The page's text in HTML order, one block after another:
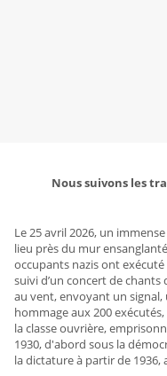
Nous suivons les
Le 25 avril 2026, un
lieu près du mur
occupants nazis ont
suivi d’un concert de
au vent, envoyant un signal,
hommage aux 200
la classe ouvrière,
1930, d'abord sous la
la dictature à partir de